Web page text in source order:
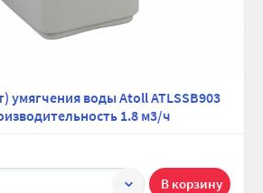
умягчения воды Atoll ATLSSB903
1.8 м3/ч